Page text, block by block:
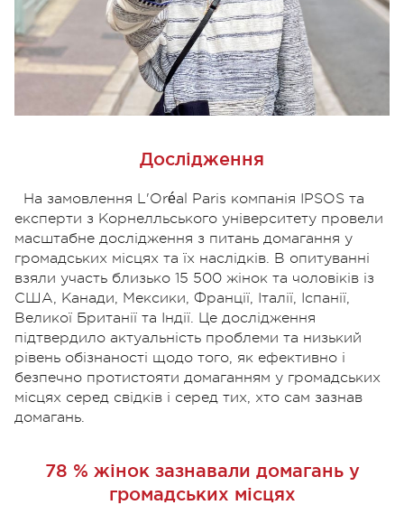
Дослідження
На замовлення L'Oréal Paris компанія IPSOS та
експерти з Корнелльського університету провели
масштабне дослідження з питань домагання у
громадських місцях та їх наслідків. В опитуванні
взяли участь близько 15 500 жінок та чоловіків із
США, Канади, Мексики, Франції, Італії, Іспанії,
Великої Британії та Індії. Це дослідження
підтвердило актуальність проблеми та низький
рівень обізнаності щодо того, як ефективно і
безпечно протистояти домаганням у громадських
місцях серед свідків і серед тих, хто сам зазнав
домагань.
78 % жінок зазнавали домагань у
громадських місцях